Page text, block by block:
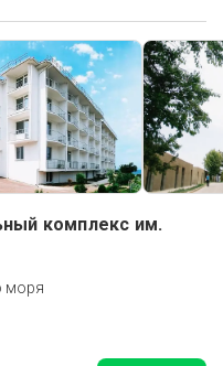
комплекс им.
моря